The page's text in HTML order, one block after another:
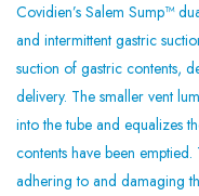
Covidien’s Salem Sump™
and intermittent gastric
suction of gastric contents,
delivery. The smaller vent
into the tube and equalizes
contents have been
adhering to and damaging